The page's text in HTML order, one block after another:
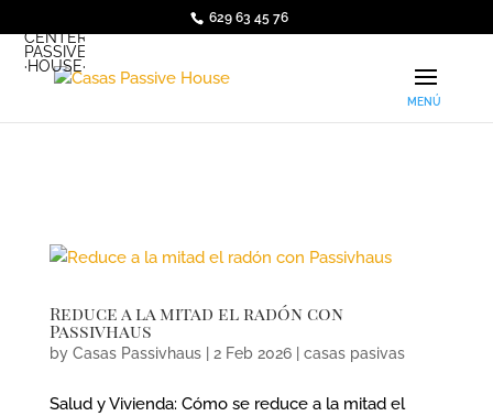
CENTER
PASSIVE
·HOUSE·
629 63 45 76
Reduce a la mitad el radón con
Passivhaus
by Casas Passivhaus| 2 Feb 2026| casas pasivas
Salud y Vivienda: Cómo se reduce a la mitad el